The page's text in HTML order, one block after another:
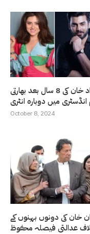
فواد خان کی 8 سال بعد بھارتی
میں دوبارہ انٹری
October 8, 2024
خان کی دونوں بہنوں کے
عدالتی فیصلہ محفوظ